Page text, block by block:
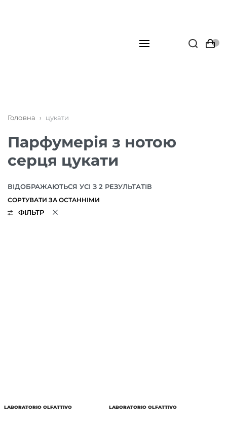
Головна › цукати
Парфумерія з нотою
серця цукати
ВІДОБРАЖАЮТЬСЯ УСІ З 2 РЕЗУЛЬТАТІВ
ФІЛЬТР
LABORATORIO OLFATTIVO LABORATORIO OLFATTIVO